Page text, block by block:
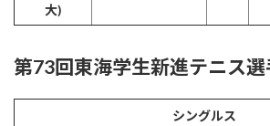
大)
第73回東海学生新進テニス
シングルス